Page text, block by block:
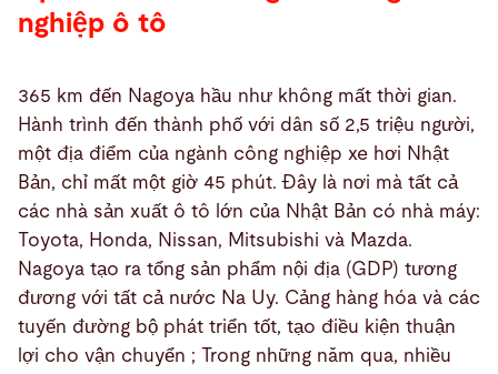
nghiệp ô tô
365 km đến Nagoya hầu như không mất thời gian.
Hành trình đến thành phố với dân số 2,5 triệu người,
một địa điểm của ngành công nghiệp xe hơi Nhật
Bản, chỉ mất một giờ 45 phút. Đây là nơi mà tất cả
các nhà sản xuất ô tô lớn của Nhật Bản có nhà máy:
Toyota, Honda, Nissan, Mitsubishi và Mazda.
Nagoya tạo ra tổng sản phẩm nội địa (GDP) tương
đương với tất cả nước Na Uy. Cảng hàng hóa và các
tuyến đường bộ phát triển tốt, tạo điều kiện thuận
lợi cho vận chuyển ; Trong những năm qua, nhiều